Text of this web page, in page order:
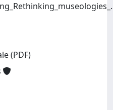
(PDF)